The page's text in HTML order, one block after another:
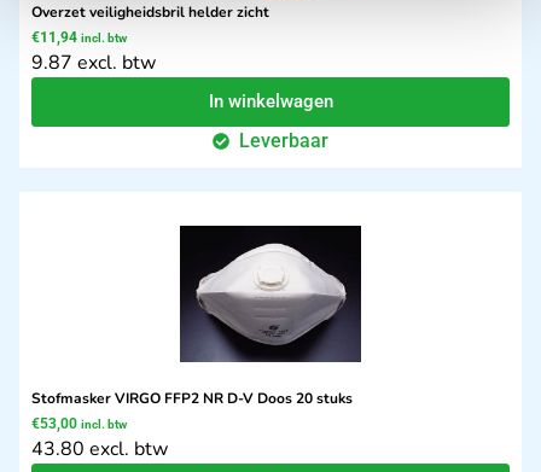
Overzet veiligheidsbril helder zicht
€11,94 incl. btw
9.87 excl. btw
In winkelwagen
Leverbaar
Stofmasker VIRGO FFP2 NR D-V Doos 20 stuks
€53,00 incl. btw
43.80 excl. btw